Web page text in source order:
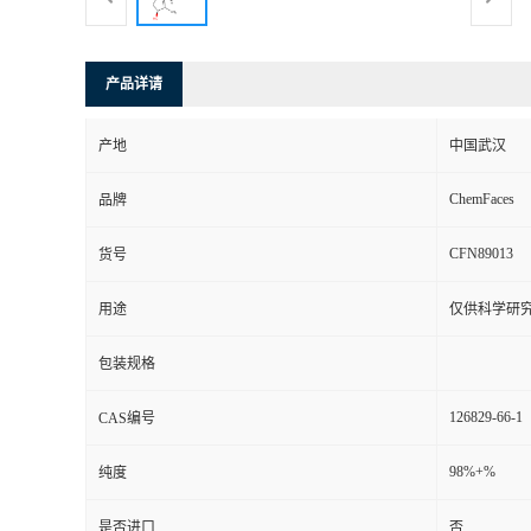
产品详请
产地 中国武汉
品牌 ChemFaces
货号 CFN89013
用途 仅供科学研
包装规格
CAS编号 126829-66-1
纯度 98%+%
是否进口 否